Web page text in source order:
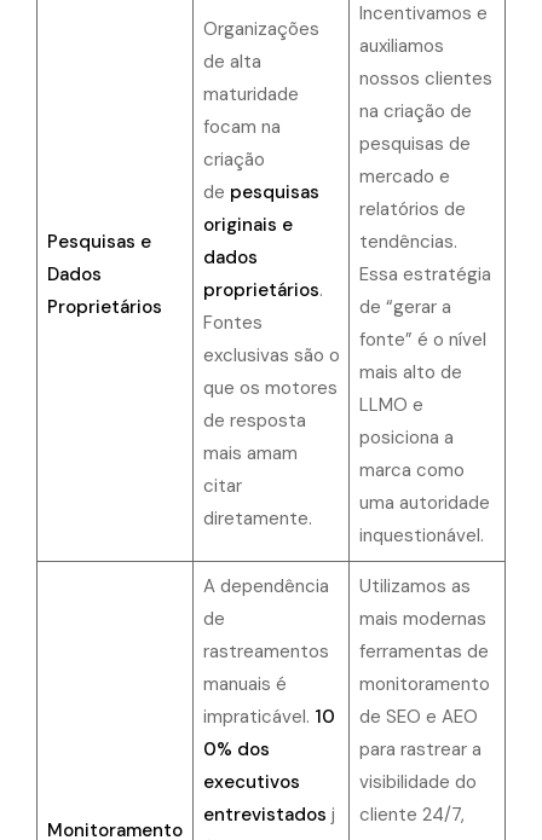
Pesquisas e
Dados
Proprietários
Organizações
de alta
maturidade
focam na
criação
de pesquisas
originais e
dados
proprietários.
Fontes
exclusivas são o
que os motores
de resposta
mais amam
citar
diretamente.
Incentivamos e
auxiliamos
nossos clientes
na criação de
pesquisas de
mercado e
relatórios de
tendências.
Essa estratégia
de “gerar a
fonte” é o nível
mais alto de
LLMO e
posiciona a
marca como
uma autoridade
inquestionável.
Monitoramento
A dependência
de
rastreamentos
manuais é
impraticável. 10
0% dos
executivos
entrevistados j
Utilizamos as
mais modernas
ferramentas de
monitoramento
de SEO e AEO
para rastrear a
visibilidade do
cliente 24/7,